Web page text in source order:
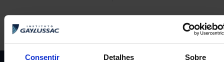
Consentir Detalhes Sobre